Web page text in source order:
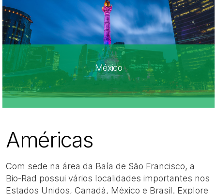
México
Américas
Com sede na área da Baía de São Francisco, a
Bio-Rad possui vários localidades importantes nos
Estados Unidos, Canadá, México e Brasil. Explore